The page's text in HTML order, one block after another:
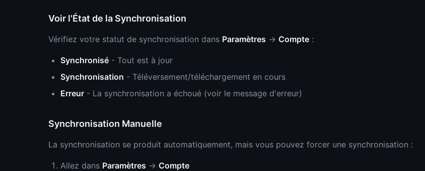
Voir l'État de la Synchronisation
Vérifiez votre statut de synchronisation dans Paramètres → Compte :
Synchronisé - Tout est à jour
Synchronisation - Téléversement/téléchargement en cours
Erreur - La synchronisation a échoué (voir le message d'erreur)
Synchronisation Manuelle
La synchronisation se produit automatiquement, mais vous pouvez forcer une synchronisation :
Allez dans Paramètres → Compte